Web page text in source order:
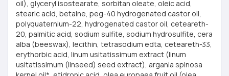
oil), glyceryl isostearate, sorbitan oleate, oleic acid,
stearic acid, betaine, peg-40 hydrogenated castor oil,
polyquaternium-22, hydrogenated castor oil, ceteareth-
20, palmitic acid, sodium sulfite, sodium hydrosulfite, cera
alba (beeswax), lecithin, tetrasodium edta, ceteareth-33,
erythorbic acid, linum usitatissimum extract (linum
usitatissimum (linseed) seed extract), argania spinosa